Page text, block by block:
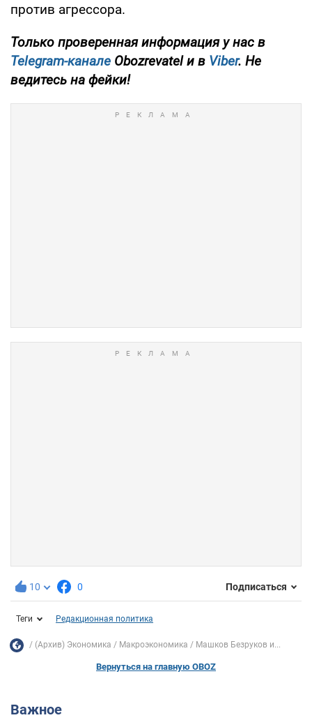
против агрессора.
Только проверенная информация у нас в
Telegram-канале Obozrevatel и в Viber. Не
ведитесь на фейки!
10 0 Подписаться
Теги Редакционная политика
(Архив) Экономика Mакроэкономика Машков Безруков и...
Вернуться на главную OBOZ
Важное